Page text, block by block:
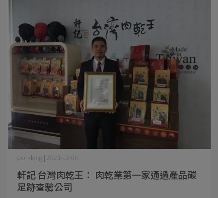
軒記 台灣肉乾王： 肉乾業第一家通過產品碳
足跡查驗公司
porkking | 2023-02-08